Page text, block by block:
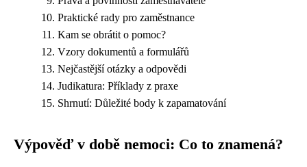
Praktické rady pro zaměstnance
Kam se obrátit o pomoc?
Vzory dokumentů a formulářů
Nejčastější otázky a odpovědi
Judikatura: Příklady z praxe
Shrnutí: Důležité body k zapamatování
Výpověď v době nemoci: Co to znamená?